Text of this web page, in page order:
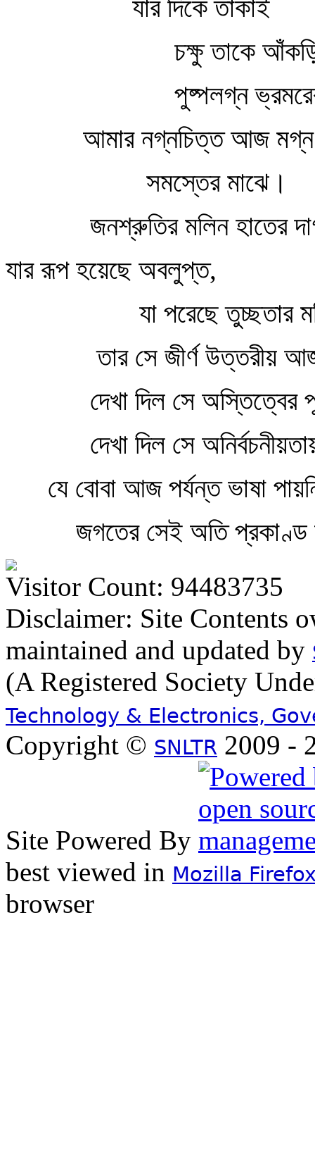
যার দিকে তাকাই
চক্ষু তাকে আঁকড়িয়ে
পুষ্পলগ্ন ভ্রমরের
আমার নগ্নচিত্ত আজ মগ্ন
সমস্তের মাঝে।
জনশ্রুতির মলিন হাতের
যার রূপ হয়েছে অবলুপ্ত,
যা পরেছে তুচ্ছতার
তার সে জীর্ণ উত্তরীয় আজ
দেখা দিল সে অস্তিত্বের
দেখা দিল সে
যে বোবা আজ পর্যন্ত ভাষা
জগতের সেই অতি প্রকাণ্ড
Visitor Count: 94483735
Disclaimer: Site Contents
maintained and updated by
(A Registered Society
Technology & Electronics,
Copyright © SNLTR 2009 -
Site Powered By
best viewed in Mozilla
browser